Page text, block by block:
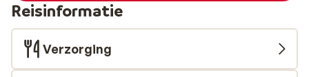
Reisinformatie
Verzorging